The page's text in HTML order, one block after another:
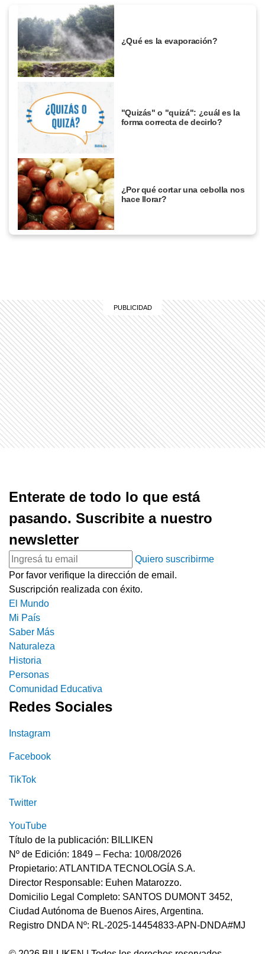
¿Qué es la evaporación?
"Quizás" o "quizá": ¿cuál es la
forma correcta de decirlo?
¿Por qué cortar una cebolla nos
hace llorar?
Enterate de todo lo que está
pasando. Suscribite a nuestro
newsletter
Quiero suscribirme
Por favor verifique la dirección de email.
Suscripción realizada con éxito.
El Mundo
Mi País
Saber Más
Naturaleza
Historia
Personas
Comunidad Educativa
Redes Sociales
Instagram
Facebook
TikTok
Twitter
YouTube
Título de la publicación: BILLIKEN
Nº de Edición: 1849 – Fecha: 10/08/2026
Propietario: ATLANTIDA TECNOLOGÍA S.A.
Director Responsable: Euhen Matarozzo.
Domicilio Legal Completo: SANTOS DUMONT 3452,
Ciudad Autónoma de Buenos Aires, Argentina.
Registro DNDA Nº: RL-2025-14454833-APN-DNDA#MJ